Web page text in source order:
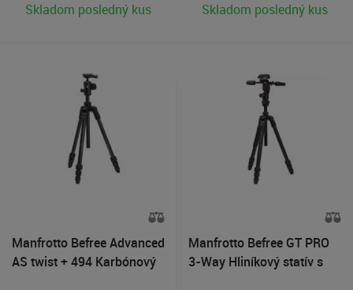
Skladom posledný kus Skladom posledný kus
Manfrotto Befree Advanced
AS twist + 494 Karbónový
Manfrotto Befree GT PRO
3-Way Hliníkový statív s